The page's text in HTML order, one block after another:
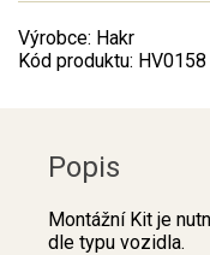
Výrobce: Hakr
Kód produktu: HV0158
Popis
Montážní Kit je
dle typu vozidla.